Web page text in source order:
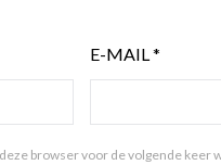
E-MAIL*
browser voor de volgende keer